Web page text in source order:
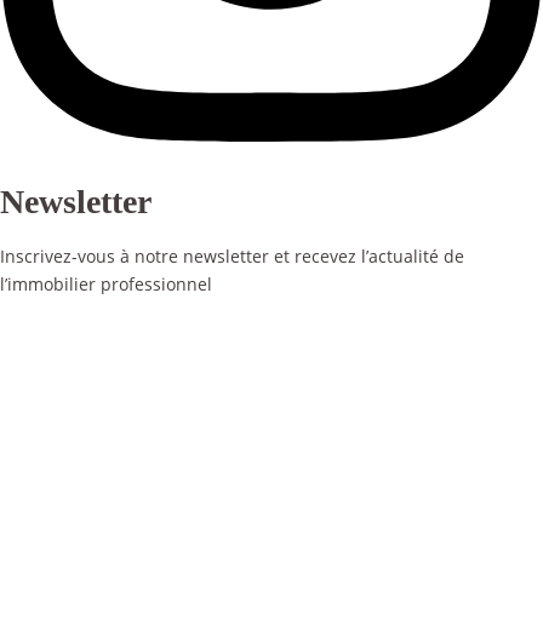
Newsletter
Inscrivez-vous à notre newsletter et recevez l’actualité de
l’immobilier professionnel